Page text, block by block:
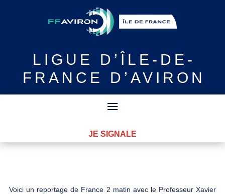
LIGUE
D’ÎLE-DE-
FRANCE D’AVIRON
JE SIGNALE
Voici un reportage de France 2 matin avec le Professeur Xavier